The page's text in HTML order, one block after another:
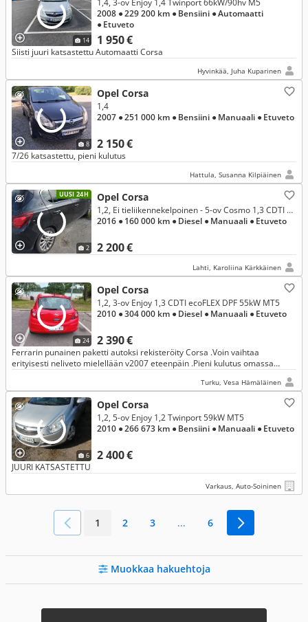
14 1 950 €
1,4, 3-ov Enjoy 1,4 Twinport 66kW/90hv M5
2008 ● 229 200 km ● Bensiini ● Automaatti
● Etuveto
Siisti juuri katsastettu Automaatti Corsa
Hyvinkää, Juha Kuparinen
8
Opel Corsa
2 150 €
1,4
2007 ● 251 000 km ● Bensiini ● Manuaali ● Etuveto
7/26 katsastettu, pieni kulutus
Hattula, Susanna Kilpiäinen
UUSI 24H
2
Opel Corsa
2 200 €
1,2, Ei tieliikennekelpoinen - 5-ov Cosmo 1,3 CDTI ecoFLEX Start/Stop 70kW MT5
2016 ● 160 000 km ● Diesel ● Manuaali ● Etuveto
Lahti, Karoliina Kärkkäinen
24
Opel Corsa
2 390 €
1,2, 3-ov Enjoy 1,3 CDTI ecoFLEX DPF 55kW MT5
2010 ● 304 000 km ● Diesel ● Manuaali ● Etuveto
Ferrarin punainen paketti autoksi rekisteröity Corsa .Voin vaihtaa
erityisesti neliveto mielellään v2007 eteenpäin .Pieni kulutus omassa
Turku, Vesa Hämäläinen
6
Opel Corsa
2 400 €
1,2, 5-ov Enjoy 1,2 Twinport 59kW MT5
2010 ● 266 673 km ● Bensiini ● Manuaali ● Etuveto
JUURI KATSASTETTU
Varkaus, Auto-Soininen
1 2 3 ... 6
Muokkaa hakuehtoja